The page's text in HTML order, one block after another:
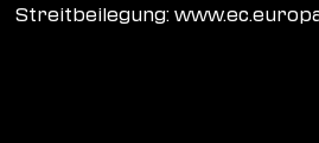
Streitbeilegung: